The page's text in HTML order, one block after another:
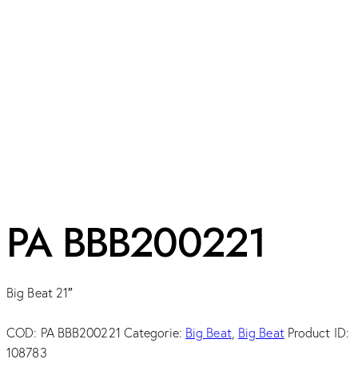
PA BBB200221
Big Beat 21″
COD: PA BBB200221 Categorie: Big Beat, Big Beat Product ID:
108783